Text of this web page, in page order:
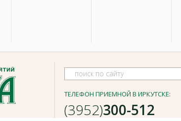
ТЕЛЕФОН ПРИЕМНОЙ В ИРКУТСКЕ:
(3952)300-512